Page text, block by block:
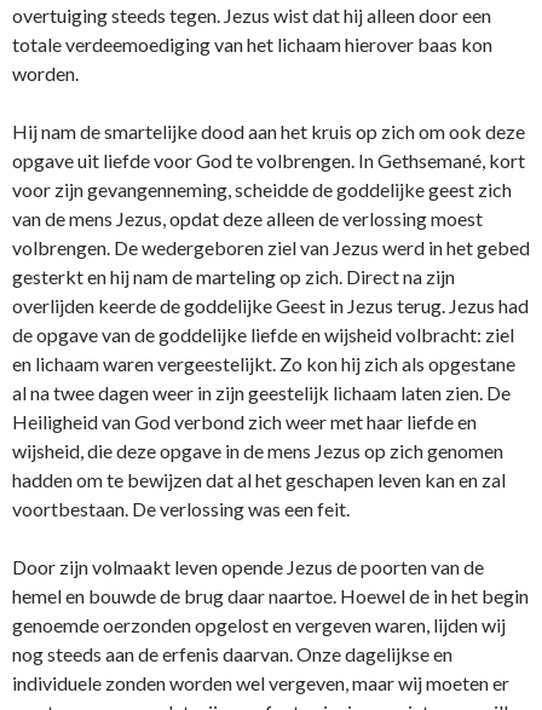
overtuiging steeds tegen. Jezus wist dat hij alleen door een
totale verdeemoediging van het lichaam hierover baas kon
worden.
Hij nam de smartelijke dood aan het kruis op zich om ook deze
opgave uit liefde voor God te volbrengen. In Gethsemané, kort
voor zijn gevangenneming, scheidde de goddelijke geest zich
van de mens Jezus, opdat deze alleen de verlossing moest
volbrengen. De wedergeboren ziel van Jezus werd in het gebed
gesterkt en hij nam de marteling op zich. Direct na zijn
overlijden keerde de goddelijke Geest in Jezus terug. Jezus had
de opgave van de goddelijke liefde en wijsheid volbracht: ziel
en lichaam waren vergeestelijkt. Zo kon hij zich als opgestane
al na twee dagen weer in zijn geestelijk lichaam laten zien. De
Heiligheid van God verbond zich weer met haar liefde en
wijsheid, die deze opgave in de mens Jezus op zich genomen
hadden om te bewijzen dat al het geschapen leven kan en zal
voortbestaan. De verlossing was een feit.
Door zijn volmaakt leven opende Jezus de poorten van de
hemel en bouwde de brug daar naartoe. Hoewel de in het begin
genoemde oerzonden opgelost en vergeven waren, lijden wij
nog steeds aan de erfenis daarvan. Onze dagelijkse en
individuele zonden worden wel vergeven, maar wij moeten er